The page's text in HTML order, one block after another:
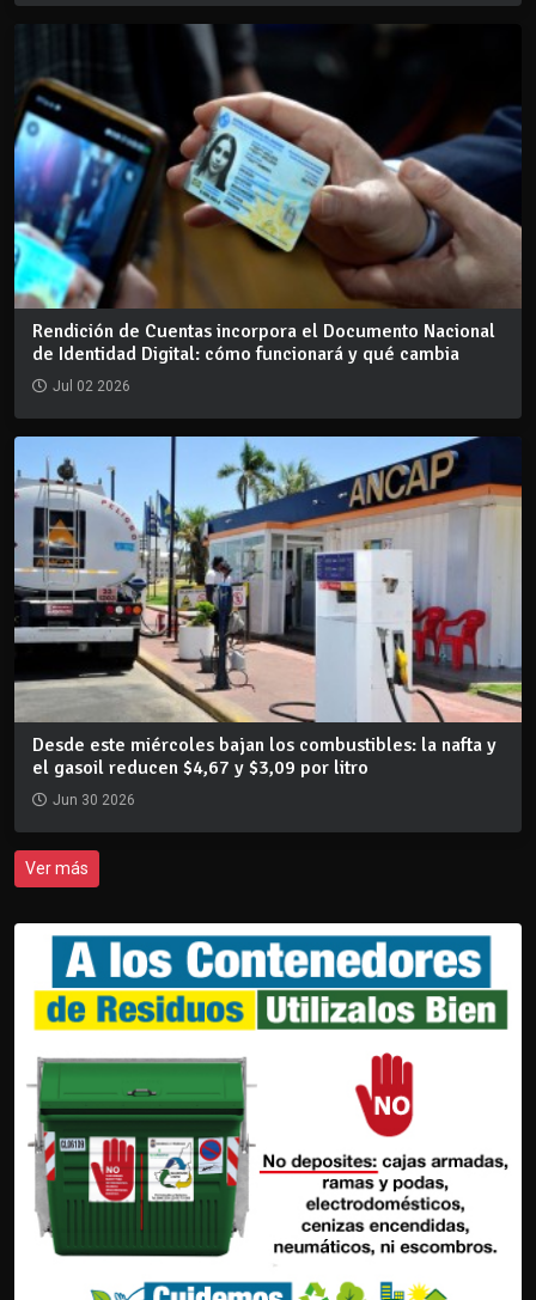
Rendición de Cuentas incorpora el Documento Nacional
de Identidad Digital: cómo funcionará y qué cambia
Jul 02 2026
Desde este miércoles bajan los combustibles: la nafta y
el gasoil reducen $4,67 y $3,09 por litro
Jun 30 2026
Ver más